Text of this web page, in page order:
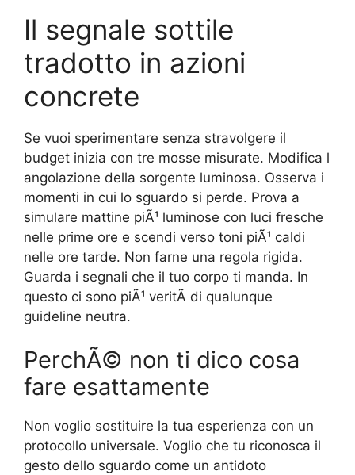
Il segnale sottile
tradotto in azioni
concrete
Se vuoi sperimentare senza stravolgere il
budget inizia con tre mosse misurate. Modifica l
angolazione della sorgente luminosa. Osserva i
momenti in cui lo sguardo si perde. Prova a
simulare mattine piÃ¹ luminose con luci fresche
nelle prime ore e scendi verso toni piÃ¹ caldi
nelle ore tarde. Non farne una regola rigida.
Guarda i segnali che il tuo corpo ti manda. In
questo ci sono piÃ¹ veritÃ di qualunque
guideline neutra.
PerchÃ© non ti dico cosa
fare esattamente
Non voglio sostituire la tua esperienza con un
protocollo universale. Voglio che tu riconosca il
gesto dello sguardo come un antidoto